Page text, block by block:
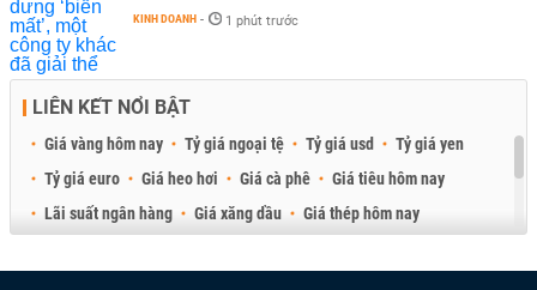
KINH DOANH - 1 phút trước
LIÊN KẾT NỔI BẬT
Giá vàng hôm nay Tỷ giá ngoại tệ Tỷ giá usd
Tỷ giá yen
Tỷ giá euro
Giá heo hơi Giá cà phê
Giá tiêu hôm nay
Lãi suất ngân hàng
Giá xăng dầu
Giá thép hôm nay